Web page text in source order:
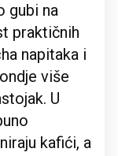
gubi na
praktičnih
napitaka i
više
U
kafići, a